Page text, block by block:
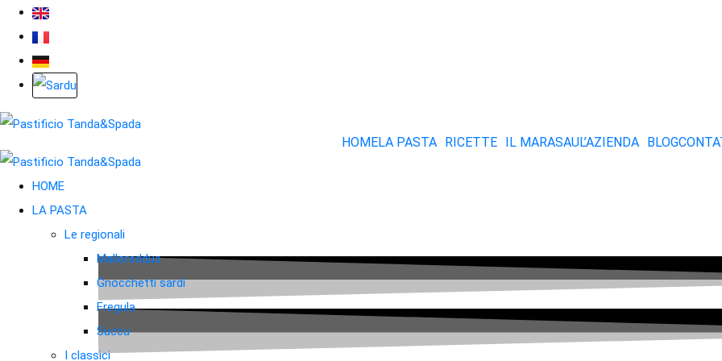
HOMELA PASTA RICETTE IL MARASAUL’AZIENDA BLOG
HOME
LA PASTA
Le regionali
Malloreddus
Gnocchetti sardi
Fregula
Succu
I classici